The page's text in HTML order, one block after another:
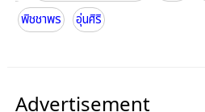
พิชชาพร
อุ่นศิริ
Advertisement